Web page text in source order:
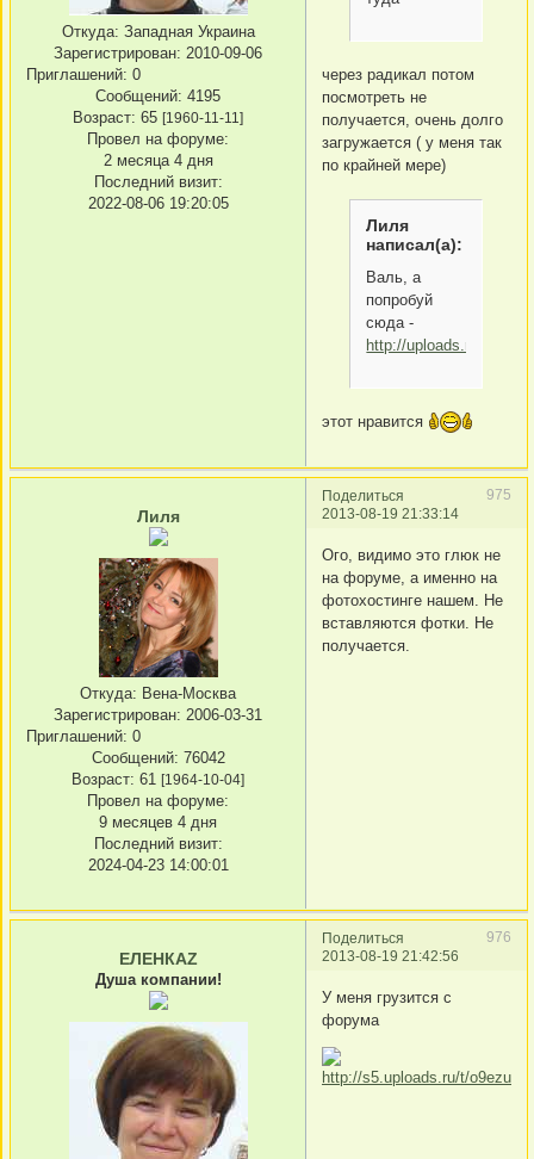
Откуда: Западная Украина
Зарегистрирован: 2010-09-06
Приглашений: 0
Сообщений: 4195
Возраст: 65 [1960-11-11]
Провел на форуме:
2 месяца 4 дня
Последний визит:
2022-08-06 19:20:05
через радикал потом
посмотреть не
получается, очень долго
загружается ( у меня так
по крайней мере)
Лиля
написал(а):
Валь, а
попробуй
сюда -
http://uploads.ru/
этот нравится
Поделиться
975
2013-08-19 21:33:14
Лиля
Откуда: Вена-Москва
Зарегистрирован: 2006-03-31
Приглашений: 0
Сообщений: 76042
Возраст: 61 [1964-10-04]
Провел на форуме:
9 месяцев 4 дня
Последний визит:
2024-04-23 14:00:01
Ого, видимо это глюк не
на форуме, а именно на
фотохостинге нашем. Не
вставляются фотки. Не
получается.
Поделиться
976
2013-08-19 21:42:56
ЕЛЕНКАZ
Душа компании!
У меня грузится с
форума